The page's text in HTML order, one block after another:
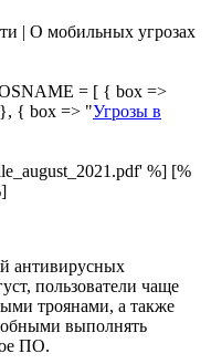
| О мобильных угрозах
= [ { box =>
{ box => "Угрозы в
%] [%
антивирусных
пользователи чаще
троянами, а также
выполнять
ПО.